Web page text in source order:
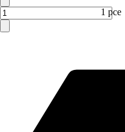
1 pce